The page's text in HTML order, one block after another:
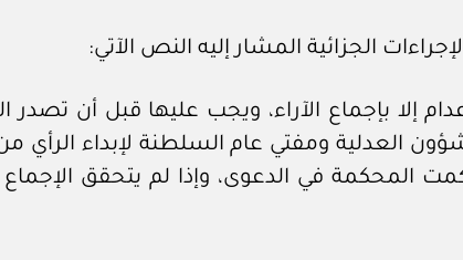
إلا بإجماع الآراء، ويجب عليها قبل أن
العدلية ومفتي عام السلطنة لإبداء الرأي من
المحكمة في الدعوى، وإذا لم يتحقق